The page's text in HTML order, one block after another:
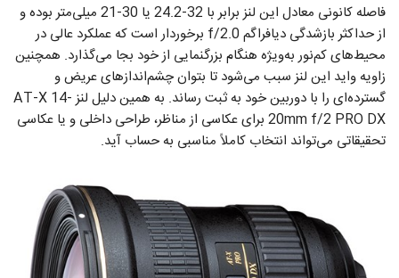
فاصله کانونی معادل این لنز برابر با 32-24.2 یا 30-21 میلی‌متر بوده و
از حداکثر بازشدگی دیافراگم f/2.0 برخوردار است که عملکرد عالی در
محیط‌های کم‌نور به‌ویژه هنگام بزرگنمایی از خود بجا می‌گذارد. همچنین
زاویه واید این لنز سبب می‌شود تا بتوان چشم‌انداز‌های عریض و
گسترده‌ای را با دوربین خود به ثبت رساند. به همین دلیل لنز AT-X 14-
20mm f/2 PRO DX برای عکاسی از مناظر، طراحی داخلی و یا عکاسی
تحقیقاتی می‌تواند انتخاب کاملاً مناسبی به حساب آید.